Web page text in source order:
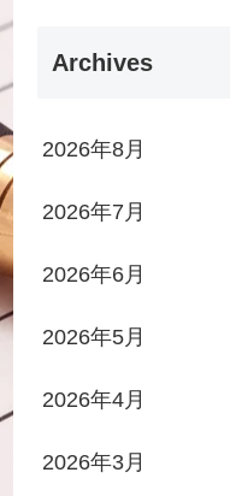
Archives
2026年8月
2026年7月
2026年6月
2026年5月
2026年4月
2026年3月